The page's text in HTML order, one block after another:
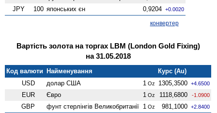
JPY 100 японських єн 0,9204 +0.0020
конвертер
Вартість золота на торгах LBM (London Gold Fixing)
на 31.05.2018
Код валюти Найменування
Курс (Au)
USD
долар США 1 Oz 1305,3500 +4.6500
EUR Євро 1 Oz 1118,6800 -1.0900
GBP фунт стерлінгів Велико­британії 1 Oz 981,1000 +2.8400